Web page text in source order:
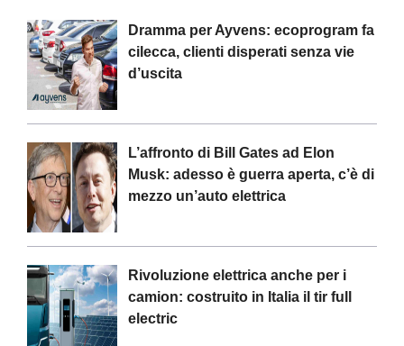
Dramma per Ayvens: ecoprogram fa
cilecca, clienti disperati senza vie
d’uscita
L’affronto di Bill Gates ad Elon
Musk: adesso è guerra aperta, c’è di
mezzo un’auto elettrica
Rivoluzione elettrica anche per i
camion: costruito in Italia il tir full
electric